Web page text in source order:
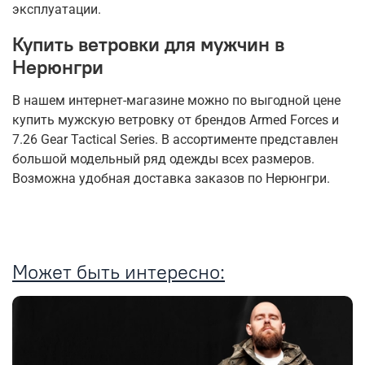
эксплуатации.
Купить ветровки для мужчин в
Нерюнгри
В нашем интернет-магазине можно по выгодной цене
купить мужскую ветровку от брендов Armed Forces и
7.26 Gear Tactical Series. В ассортименте представлен
большой модельный ряд одежды всех размеров.
Возможна удобная доставка заказов по Нерюнгри.
Может быть интересно: